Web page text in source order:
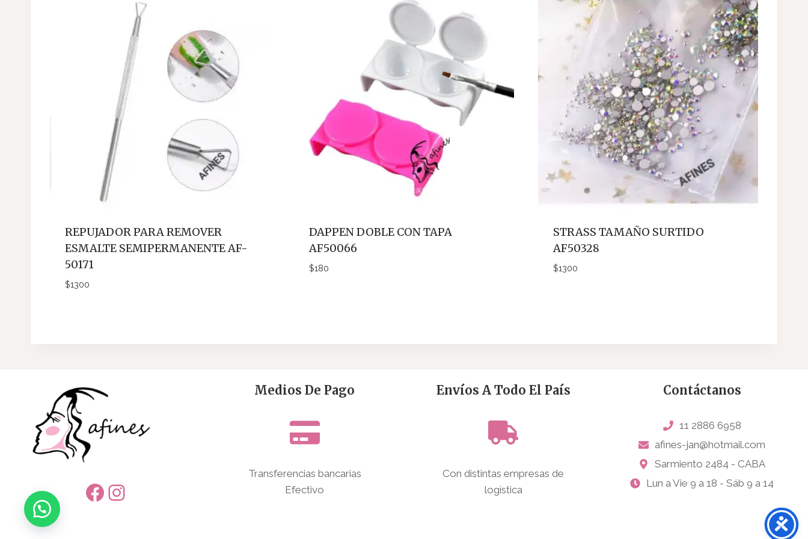
REPUJADOR PARA REMOVER
ESMALTE SEMIPERMANENTE AF-
50171
$1300
DAPPEN DOBLE CON TAPA
AF50066
$180
STRASS TAMAÑO SURTIDO
AF50328
$1300
Facebook
Instagram
Medios De Pago
Transferencias bancarias
Efectivo
Envíos A Todo El País
Con distintas empresas de
logística
Contáctanos
11 2886 6958
afines-jan@hotmail.com
Sarmiento 2484 - CABA
Lun a Vie 9 a 18 - Sáb 9 a 14